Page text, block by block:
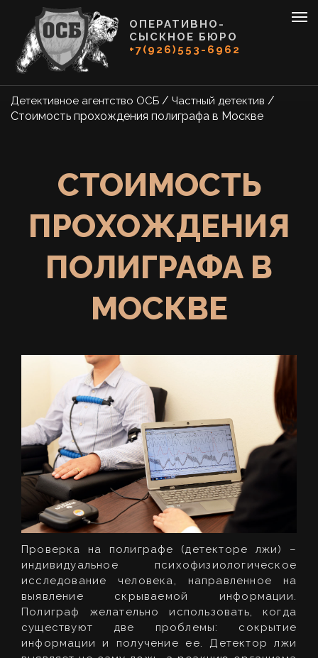
ОПЕРАТИВНО-
СЫСКНОЕ БЮРО
+7(926)553-6962
Детективное агентство ОСБ / Частный детектив /
Стоимость прохождения полиграфа в Москве
СТОИМОСТЬ
ПРОХОЖДЕНИЯ
ПОЛИГРАФА В
МОСКВЕ
Проверка на полиграфе (детекторе лжи) –
индивидуальное психофизиологическое
исследование человека, направленное на
выявление скрываемой информации.
Полиграф желательно использовать, когда
существуют две проблемы: сокрытие
информации и получение ее. Детектор лжи